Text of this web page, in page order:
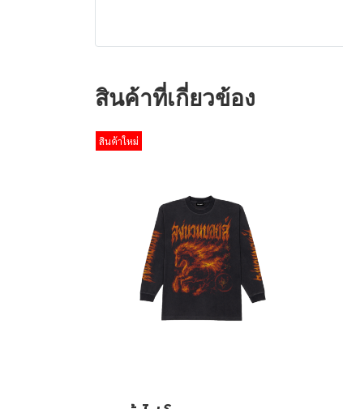
สินค้าที่เกี่ยวข้อง
สินค้าใหม่